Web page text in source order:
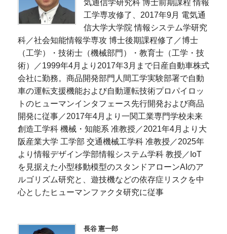
気通信学研究科 博士前期課程 情報
工学専攻修了、2017年9月 電気通
信大学大学院 情報システム学研究
科／社会知能情報学専攻 博士後期課程修了／博士
（工学）・技術士（機械部門）・教育士（工学・技
術）／1999年4月より2017年3月まで日産自動車株式
会社に勤務。商品開発部門人間工学実験部署で自動
車の運転支援機能および自動運転技術プロパイロッ
トのヒューマンインタフェース先行開発および商品
開発に従事／2017年4月より一関工業専門学校未来
創造工学科 機械・知能系 准教授／2021年4月より大
阪産業大学 工学部 交通機械工学科 准教授／2025年
より情報デザイン学部情報システム学科 教授／IoT
を見据えた小型移動模型のスタンドアローンAIのア
ルゴリズム研究と、遊技機などの依存症リスクを中
心としたヒューマンファクタ研究に従事
長谷 憲一郎